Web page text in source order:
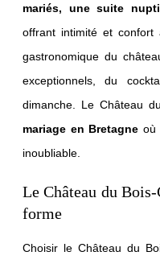
mariés, une suite
offrant intimité et confort
gastronomique du
exceptionnels, du
dimanche. Le Château
mariage en Bretagne où
inoubliable.
Le Château du
forme
Choisir le Château du
Château du
35133